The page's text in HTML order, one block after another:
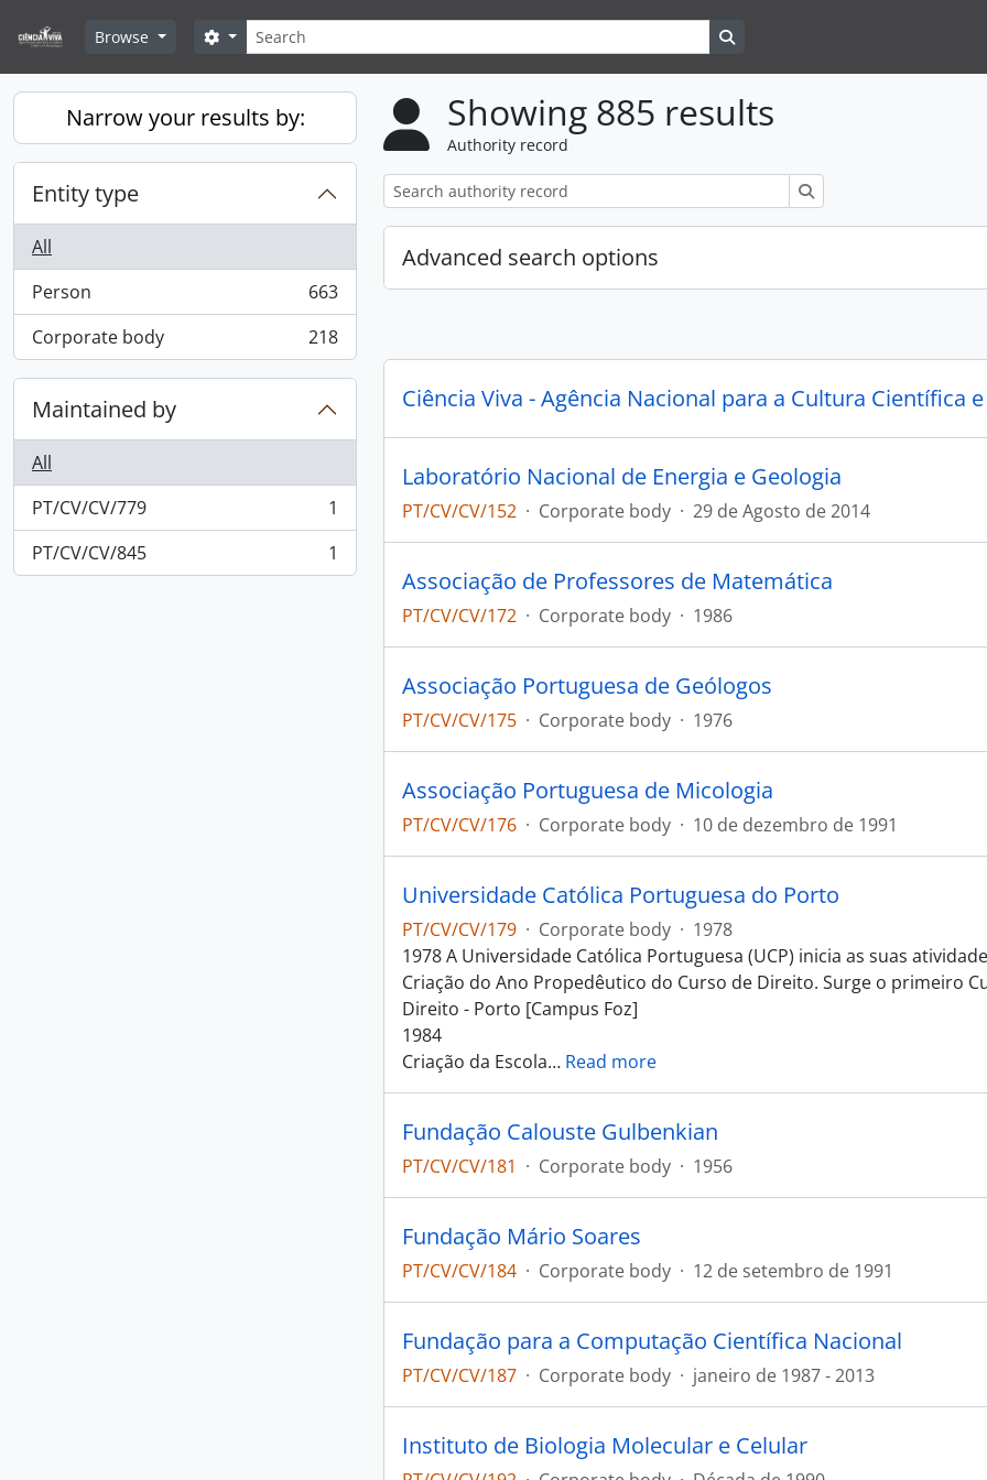
Browse
Search
Search options
Narrow your results by:
Entity type
All
Person
, 663 results
663
Corporate body
, 218 results 218
Maintained by
All
PT/CV/CV/779
, 1 results
1
PT/CV/CV/845
, 1 results 1
Showing 885 results
Authority record
Advanced search options
Ciência Viva - Agência Nacional para a Cultura Científica
Laboratório Nacional de Energia e Geologia
PT/CV/CV/152 · Corporate body · 29 de Agosto de 2014
Associação de Professores de Matemática
PT/CV/CV/172 · Corporate body · 1986
Associação Portuguesa de Geólogos
PT/CV/CV/175 · Corporate body · 1976
Associação Portuguesa de Micologia
PT/CV/CV/176 · Corporate body · 10 de dezembro de 1991
Universidade Católica Portuguesa do Porto
PT/CV/CV/179 · Corporate body · 1978
1978 A Universidade Católica Portuguesa (UCP) inicia as suas
Criação do Ano Propedêutico do Curso de Direito. Surge o primeiro
Direito - Porto [Campus Foz]
1984
Criação da Escola… Read more
Fundação Calouste Gulbenkian
PT/CV/CV/181 · Corporate body · 1956
Fundação Mário Soares
PT/CV/CV/184 · Corporate body · 12 de setembro de 1991
Fundação para a Computação Científica Nacional
PT/CV/CV/187 · Corporate body · janeiro de 1987 - 2013
Instituto de Biologia Molecular e Celular